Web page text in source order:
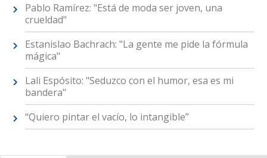
Pablo Ramírez: "Está de moda ser joven, una
crueldad"
Estanislao Bachrach: "La gente me pide la fórmula
mágica"
Lali Espósito: "Seduzco con el humor, esa es mi
bandera"
“Quiero pintar el vacío, lo intangible”